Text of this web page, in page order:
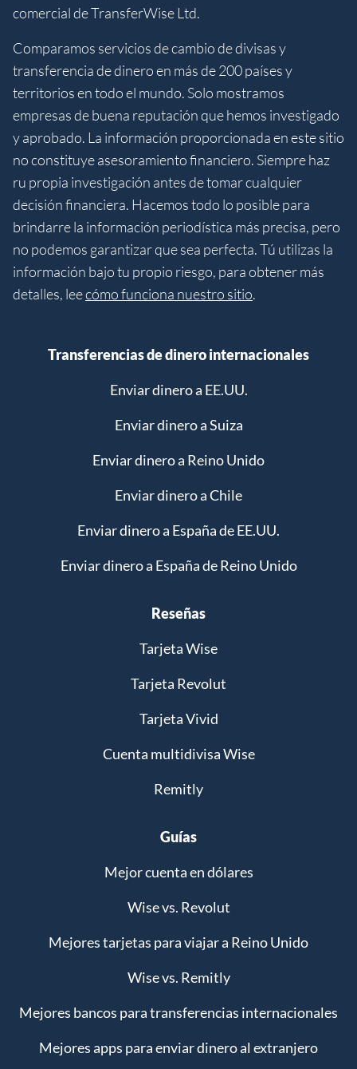
comercial de TransferWise Ltd.
Comparamos servicios de cambio de divisas y
transferencia de dinero en más de 200 países y
territorios en todo el mundo. Solo mostramos
empresas de buena reputación que hemos investigado
y aprobado. La información proporcionada en este sitio
no constituye asesoramiento financiero. Siempre haz
ru propia investigación antes de tomar cualquier
decisión financiera. Hacemos todo lo posible para
brindarre la información periodística más precisa, pero
no podemos garantizar que sea perfecta. Tú utilizas la
información bajo tu propio riesgo, para obtener más
detalles, leecómo funciona nuestro sitio.
Transferencias de dinero internacionales
Enviar dinero a EE.UU.
Enviar dinero a Suiza
Enviar dinero a Reino Unido
Enviar dinero a Chile
Enviar dinero a España de EE.UU.
Enviar dinero a España de Reino Unido
Reseñas
Tarjeta Wise
Tarjeta Revolut
Tarjeta Vivid
Cuenta multidivisa Wise
Remitly
Guías
Mejor cuenta en dólares
Wise vs. Revolut
Mejores tarjetas para viajar a Reino Unido
Wise vs. Remitly
Mejores bancos para transferencias internacionales
Mejores apps para enviar dinero al extranjero